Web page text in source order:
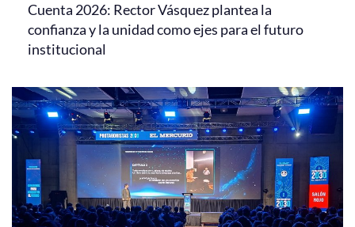
Cuenta 2026: Rector Vásquez plantea la
confianza y la unidad como ejes para el futuro
institucional